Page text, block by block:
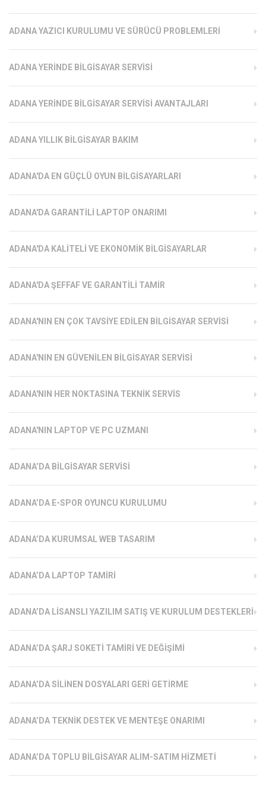
ADANA YAZICI KURULUMU VE SÜRÜCÜ PROBLEMLERI
ADANA YERINDE BILGISAYAR SERVISI
ADANA YERINDE BILGISAYAR SERVISI AVANTAJLARI
ADANA YILLIK BILGISAYAR BAKIM
ADANA'DA EN GÜÇLÜ OYUN BILGISAYARLARI
ADANA'DA GARANTILI LAPTOP ONARIMI
ADANA'DA KALITELI VE EKONOMIK BILGISAYARLAR
ADANA'DA ŞEFFAF VE GARANTILI TAMIR
ADANA'NIN EN ÇOK TAVSIYE EDILEN BILGISAYAR SERVISI
ADANA'NIN EN GÜVENILEN BILGISAYAR SERVISI
ADANA'NIN HER NOKTASINA TEKNIK SERVIS
ADANA'NIN LAPTOP VE PC UZMANI
ADANA’DA BILGISAYAR SERVISI
ADANA’DA E-SPOR OYUNCU KURULUMU
ADANA’DA KURUMSAL WEB TASARIM
ADANA’DA LAPTOP TAMIRI
ADANA’DA LISANSLI YAZILIM SATIŞ VE KURULUM DESTEKLERI
ADANA’DA ŞARJ SOKETI TAMIRI VE DEĞIŞIMI
ADANA’DA SILINEN DOSYALARI GERI GETIRME
ADANA’DA TEKNIK DESTEK VE MENTEŞE ONARIMI
ADANA’DA TOPLU BILGISAYAR ALIM-SATIM HIZMETI